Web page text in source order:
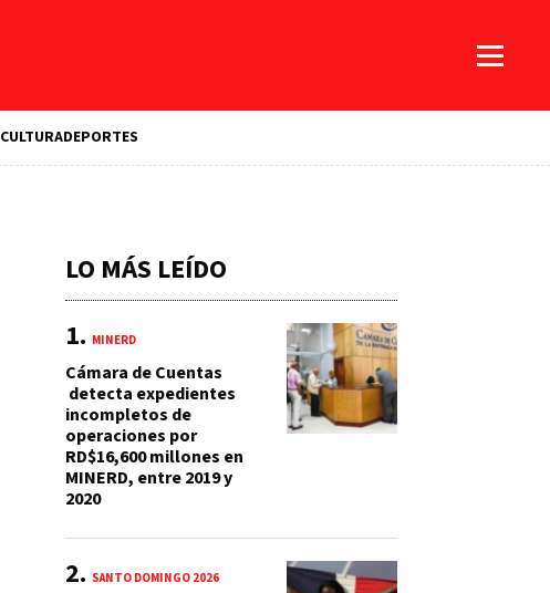
CULTURADEPORTES
LO MÁS LEÍDO
MINERD
Cámara de Cuentas
detecta expedientes
incompletos de
operaciones por
RD$16,600 millones en
MINERD, entre 2019 y
2020
SANTO DOMINGO 2026